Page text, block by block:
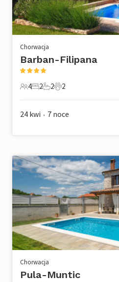
Chorwacja
Barban-Filipana
4 Goście
4
2 Sypialnie
2
2 Łazienki
2
2 Zwierzęta domowe
2
24 kwi • 7 noce
Chorwacja
Pula-Muntic